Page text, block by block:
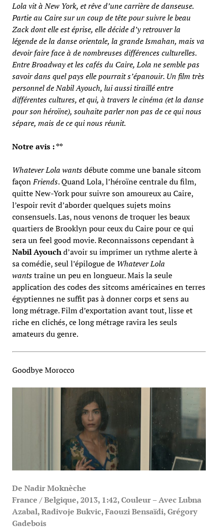
Lola vit à New York, et rêve d’une carrière de danseuse.
Partie au Caire sur un coup de tête pour suivre le beau
Zack dont elle est éprise, elle décide d’y retrouver la
légende de la danse orientale, la grande Ismahan, mais va
devoir faire face à de nombreuses différences culturelles.
Entre Broadway et les cafés du Caire, Lola ne semble pas
savoir dans quel pays elle pourrait s’épanouir. Un film très
personnel de Nabil Ayouch, lui aussi tiraillé entre
différentes cultures, et qui, à travers le cinéma (et la danse
pour son héroïne), souhaite parler non pas de ce qui nous
sépare, mais de ce qui nous réunit.
Notre avis : **
Whatever Lola wantsdébute comme une banale sitcom
façonFriends. Quand Lola, l’héroïne centrale du film,
quitte New-York pour suivre son amoureux au Caire,
l’espoir revit d’aborder quelques sujets moins
consensuels. Las, nous venons de troquer les beaux
quartiers de Brooklyn pour ceux du Caire pour ce qui
sera un feel good movie. Reconnaissons cependant à
Nabil Ayouchd’avoir su imprimer un rythme alerte à
sa comédie, seul l’épilogue de Whatever Lola
wantstraîne un peu en longueur. Mais la seule
application des codes des sitcoms américaines en terres
égyptiennes ne suffit pas à donner corps et sens au
long métrage. Film d’exportation avant tout, lisse et
riche en clichés, ce long métrage ravira les seuls
amateurs du genre.
Goodbye Morocco
De Nadir Moknèche
France / Belgique, 2013, 1:42, Couleur – Avec Lubna
Azabal, Radivoje Bukvic, Faouzi Bensaïdi, Grégory
Gadebois